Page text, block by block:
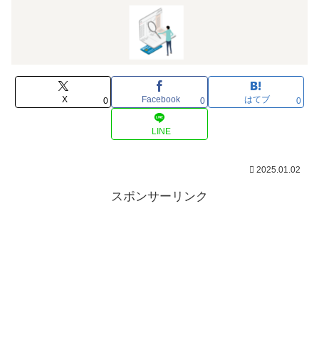
X 0 Facebook 0 はてブ 0
LINE
2025.01.02
スポンサーリンク